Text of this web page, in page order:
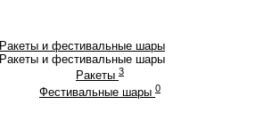
Ракеты и фестивальные шары
Ракеты и фестивальные шары
Ракеты 3
Фестивальные шары 0